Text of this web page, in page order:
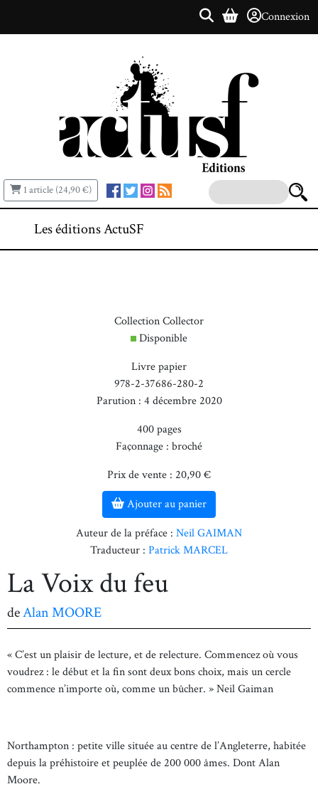
Connexion
1 article (24,90 €)
Les éditions ActuSF
Collection Collector
Disponible
Livre papier
978-2-37686-280-2
Parution : 4 décembre 2020
400 pages
Façonnage : broché
Prix de vente : 20,90 €
Ajouter au panier
Auteur de la préface : Neil GAIMAN
Traducteur : Patrick MARCEL
La Voix du feu
deAlan MOORE
« C’est un plaisir de lecture, et de relecture. Commencez où vous
voudrez : le début et la fin sont deux bons choix, mais un cercle
commence n’importe où, comme un bûcher. » Neil Gaiman
Northampton : petite ville située au centre de l’Angleterre, habitée
depuis la préhistoire et peuplée de 200 000 âmes. Dont Alan
Moore.